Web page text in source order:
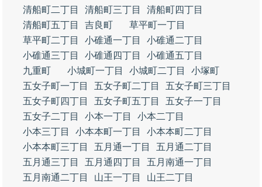
清船町二丁目
清船町三丁目
清船町四丁目
清船町五丁目
吉良町
草平町一丁目
草平町二丁目
小碓通一丁目
小碓通二丁目
小碓通三丁目
小碓通四丁目
小碓通五丁目
九重町
小城町一丁目 小城町二丁目
小塚町
五女子町一丁目
五女子町二丁目
五女子町三丁目
五女子町四丁目
五女子町五丁目
五女子一丁目
五女子二丁目
小本一丁目
小本二丁目
小本三丁目
小本本町一丁目
小本本町二丁目
小本本町三丁目
五月通一丁目
五月通二丁目
五月通三丁目
五月通四丁目
五月南通一丁目
五月南通二丁目
山王一丁目
山王二丁目